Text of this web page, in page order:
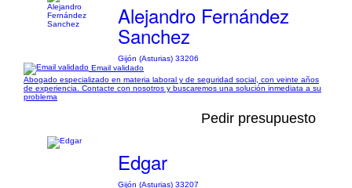
Alejandro Fernández
Sanchez
Gijón (Asturias) 33206
Email validado
Abogado especializado en materia laboral y de seguridad social, con veinte años
de experiencia. Contacte con nosotros y buscaremos una solución inmediata a su
problema
Pedir presupuesto
Edgar
Gijón (Asturias) 33207